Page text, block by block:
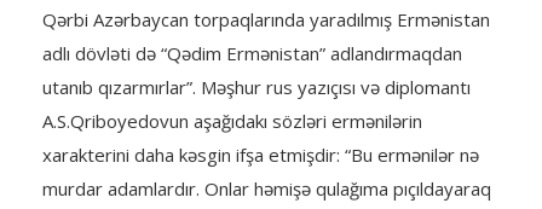
Qərbi Azərbaycan torpaqlarında yaradılmış Ermənistan
adlı dövləti də “Qədim Ermənistan” adlandırmaqdan
utanıb qızarmırlar”. Məşhur rus yazıçısı və diplomantı
A.S.Qriboyedovun aşağıdakı sözləri ermənilərin
xarakterini daha kəsgin ifşa etmişdir: “Bu ermənilər nə
murdar adamlardır. Onlar həmişə qulağıma pıçıldayaraq